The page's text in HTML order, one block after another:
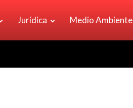
Jurídica Medio Ambiente